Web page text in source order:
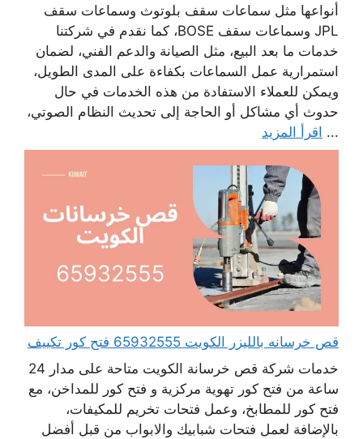
أنواعها مثل سماعات سقف بلوتوث وسماعات سقف
JPL وسماعات سقف BOSE، كما نقدم في شركتنا
خدمات ما بعد البيع، مثل الصيانة والدعم الفني، لضمان
استمرارية عمل السماعات بكفاءة على المدى الطويل،
ويمكن للعملاء الاستفادة من هذه الخدمات في حال
حدوث أي مشاكل أو الحاجة إلى تحديث النظام الصوتي،
... اقرأ المزيد
قص خرسانه بالليزر الكويت 65932555 فتح كور تكييف
خدمات شركة قص خرسانة الكويت متاحة على مدار 24
ساعة من فتح كور تهوية مركزية و فتح كور للمداخن، مع
فتح كور للمطابخ، وعمل فتحات تخريم للمكيفات،
بالإضافة لعمل فتحات شبابيك والابواب من قبل أفضل